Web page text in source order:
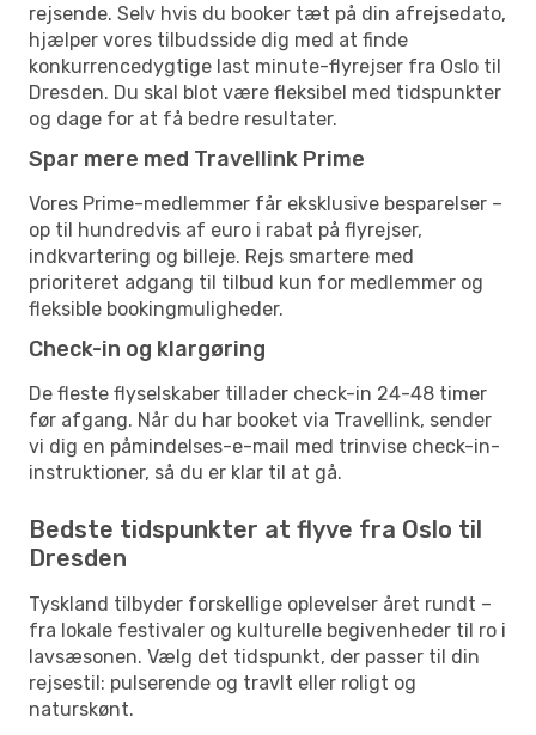
rejsende. Selv hvis du booker tæt på din afrejsedato,
hjælper vores tilbudsside dig med at finde
konkurrencedygtige last minute-flyrejser fra Oslo til
Dresden. Du skal blot være fleksibel med tidspunkter
og dage for at få bedre resultater.
Spar mere med Travellink Prime
Vores Prime-medlemmer får eksklusive besparelser –
op til hundredvis af euro i rabat på flyrejser,
indkvartering og billeje. Rejs smartere med
prioriteret adgang til tilbud kun for medlemmer og
fleksible bookingmuligheder.
Check-in og klargøring
De fleste flyselskaber tillader check-in 24-48 timer
før afgang. Når du har booket via Travellink, sender
vi dig en påmindelses-e-mail med trinvise check-in-
instruktioner, så du er klar til at gå.
Bedste tidspunkter at flyve fra Oslo til
Dresden
Tyskland tilbyder forskellige oplevelser året rundt –
fra lokale festivaler og kulturelle begivenheder til ro i
lavsæsonen. Vælg det tidspunkt, der passer til din
rejsestil: pulserende og travlt eller roligt og
naturskønt.